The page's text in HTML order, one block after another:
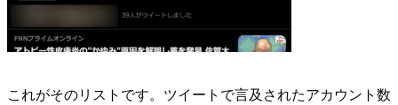
これがそのリストです。ツイートで言及されたアカウント数